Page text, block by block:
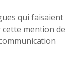
qui faisaient
mention de